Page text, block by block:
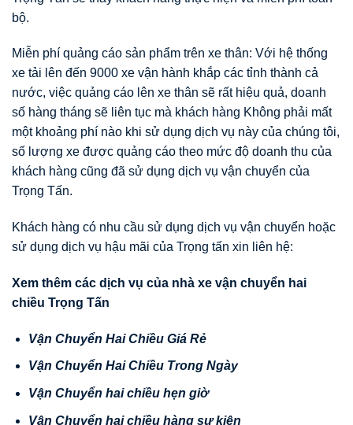
bộ.
Miễn phí quảng cáo sản phẩm trên xe thân: Với hệ thống
xe tải lên đến 9000 xe vận hành khắp các tỉnh thành cả
nước, việc quảng cáo lên xe thân sẽ rất hiệu quả, doanh
số hàng tháng sẽ liên tục mà khách hàng Không phải mất
một khoảng phí nào khi sử dụng dịch vụ này của chúng tôi,
số lượng xe được quảng cáo theo mức độ doanh thu của
khách hàng cũng đã sử dụng dịch vụ vận chuyển của
Trọng Tấn.
Khách hàng có nhu cầu sử dụng dịch vụ vận chuyển hoặc
sử dụng dịch vụ hậu mãi của Trọng tấn xin liên hệ:
Xem thêm các d ịch vụ của nhà xe vận chuyển hai
chiều Trọng Tấn
Vận Chuyển Hai Chiều Giá Rẻ
Vận Chuyển Hai Chiều Trong Ngày
Vận Chuyển hai chiều hẹn giờ
Vận Chuyển hai chiều hàng sựkiện